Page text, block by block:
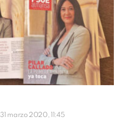
31 marzo 2020, 11:45